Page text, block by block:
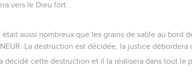
vers le Dieu fort.
aussi nombreux que les grains de sable au bord
La destruction est décidée, la justice débordera
décidé cette destruction et il la réalisera dans tout le